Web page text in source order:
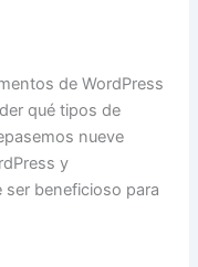
de WordPress
qué tipos de
nueve
y
beneficioso para